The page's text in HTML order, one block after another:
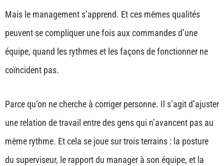
Mais le management s’apprend. Et ces mêmes qualités
peuvent se compliquer une fois aux commandes d’une
équipe, quand les rythmes et les façons de fonctionner ne
coïncident pas.
Parce qu’on ne cherche à corriger personne. Il s’agit d’ajuster
une relation de travail entre des gens qui n’avancent pas au
même rythme. Et cela se joue sur trois terrains : la posture
du superviseur, le rapport du manager à son équipe, et la